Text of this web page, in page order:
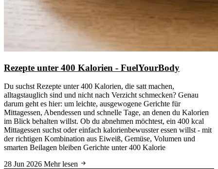
Rezepte unter 400 Kalorien - FuelYourBody
Du suchst Rezepte unter 400 Kalorien, die satt machen,
alltagstauglich sind und nicht nach Verzicht schmecken? Genau
darum geht es hier: um leichte, ausgewogene Gerichte für
Mittagessen, Abendessen und schnelle Tage, an denen du Kalorien
im Blick behalten willst. Ob du abnehmen möchtest, ein 400 kcal
Mittagessen suchst oder einfach kalorienbewusster essen willst - mit
der richtigen Kombination aus Eiweiß, Gemüse, Volumen und
smarten Beilagen bleiben Gerichte unter 400 Kalorie
28 Jun 2026 Mehr lesen